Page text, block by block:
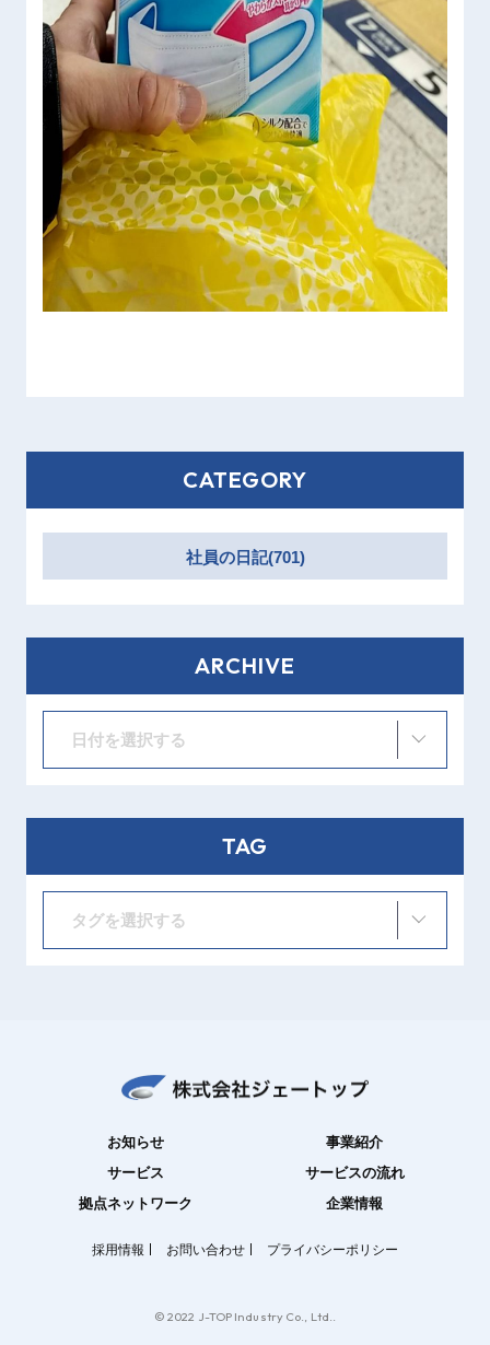
CATEGORY
社員の日記(701)
ARCHIVE
日付を選択する
TAG
タグを選択する
お知らせ
事業紹介
サービス
サービスの流れ
拠点ネットワーク
企業情報
採用情報 お問い合わせ プライバシーポリシー
© 2022 J-TOP Industry Co., Ltd..